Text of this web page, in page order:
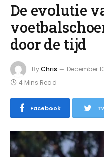
De evolutie
door de tijd
ByChris December
4 Mins Read
Facebook